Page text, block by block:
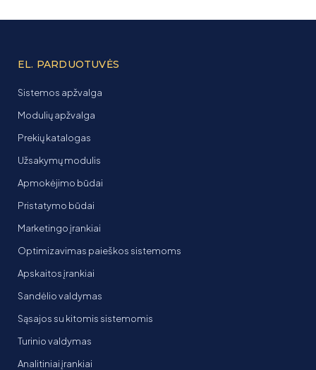
EL. PARDUOTUVĖS
Sistemos apžvalga
Modulių apžvalga
Prekių katalogas
Užsakymų modulis
Apmokėjimo būdai
Pristatymo būdai
Marketingo įrankiai
Optimizavimas paieškos sistemoms
Apskaitos įrankiai
Sandėlio valdymas
Sąsajos su kitomis sistemomis
Turinio valdymas
Analitiniai įrankiai